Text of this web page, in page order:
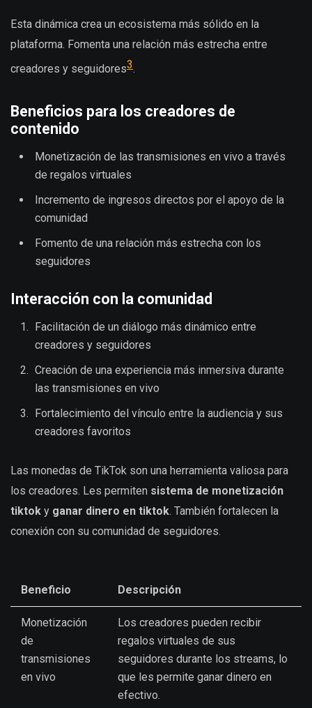
Esta dinámica crea un ecosistema más sólido en la
plataforma. Fomenta una relación más estrecha entre
creadores y seguidores3.
Beneficios para los creadores de
contenido
Monetización de las transmisiones en vivo a través
de regalos virtuales
Incremento de ingresos directos por el apoyo de la
comunidad
Fomento de una relación más estrecha con los
seguidores
Interacción con la comunidad
Facilitación de un diálogo más dinámico entre
creadores y seguidores
Creación de una experiencia más inmersiva durante
las transmisiones en vivo
Fortalecimiento del vínculo entre la audiencia y sus
creadores favoritos
Las monedas de TikTok son una herramienta valiosa para
los creadores. Les permiten sistema de monetización
tiktok y ganar dinero en tiktok. También fortalecen la
conexión con su comunidad de seguidores.
Beneficio Descripción
Monetización
de
transmisiones
en vivo
Los creadores pueden recibir
regalos virtuales de sus
seguidores durante los streams, lo
que les permite ganar dinero en
efectivo.